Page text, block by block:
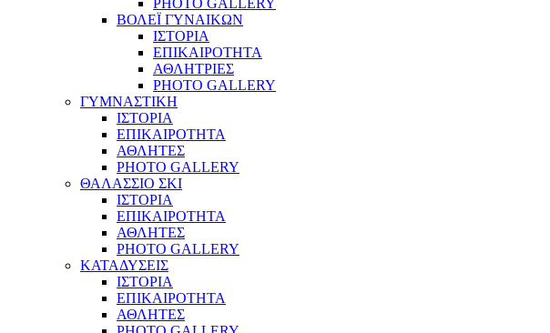
PHOTO GALLERY
ΒΟΛΕΪ ΓΥΝΑΙΚΩΝ
ΙΣΤΟΡΙΑ
ΕΠΙΚΑΙΡΟΤΗΤΑ
ΑΘΛΗΤΡΙΕΣ
PHOTO GALLERY
ΓΥΜΝΑΣΤΙΚΗ
ΙΣΤΟΡΙΑ
ΕΠΙΚΑΙΡΟΤΗΤΑ
ΑΘΛΗΤΕΣ
PHOTO GALLERY
ΘΑΛΑΣΣΙΟ ΣΚΙ
ΙΣΤΟΡΙΑ
ΕΠΙΚΑΙΡΟΤΗΤΑ
ΑΘΛΗΤΕΣ
PHOTO GALLERY
ΚΑΤΑΔΥΣΕΙΣ
ΙΣΤΟΡΙΑ
ΕΠΙΚΑΙΡΟΤΗΤΑ
ΑΘΛΗΤΕΣ